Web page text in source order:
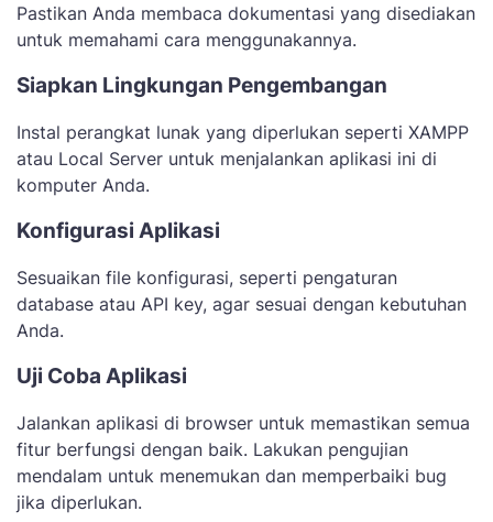
Pastikan Anda membaca dokumentasi yang disediakan
untuk memahami cara menggunakannya.
Siapkan Lingkungan Pengembangan
Instal perangkat lunak yang diperlukan seperti XAMPP
atau Local Server untuk menjalankan aplikasi ini di
komputer Anda.
Konfigurasi Aplikasi
Sesuaikan file konfigurasi, seperti pengaturan
database atau API key, agar sesuai dengan kebutuhan
Anda.
Uji Coba Aplikasi
Jalankan aplikasi di browser untuk memastikan semua
fitur berfungsi dengan baik. Lakukan pengujian
mendalam untuk menemukan dan memperbaiki bug
jika diperlukan.